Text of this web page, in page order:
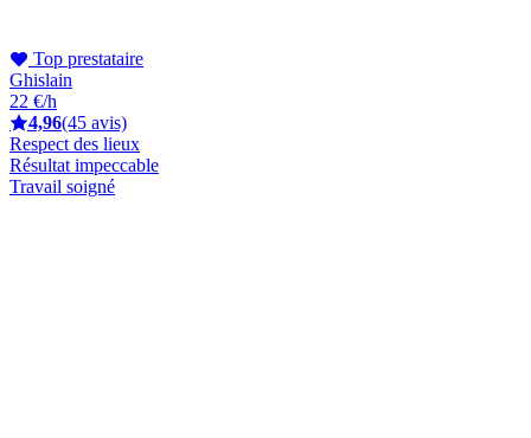
Top prestataire
Ghislain
22 €/h
4,96(45 avis)
Respect des lieux
Résultat impeccable
Travail soigné